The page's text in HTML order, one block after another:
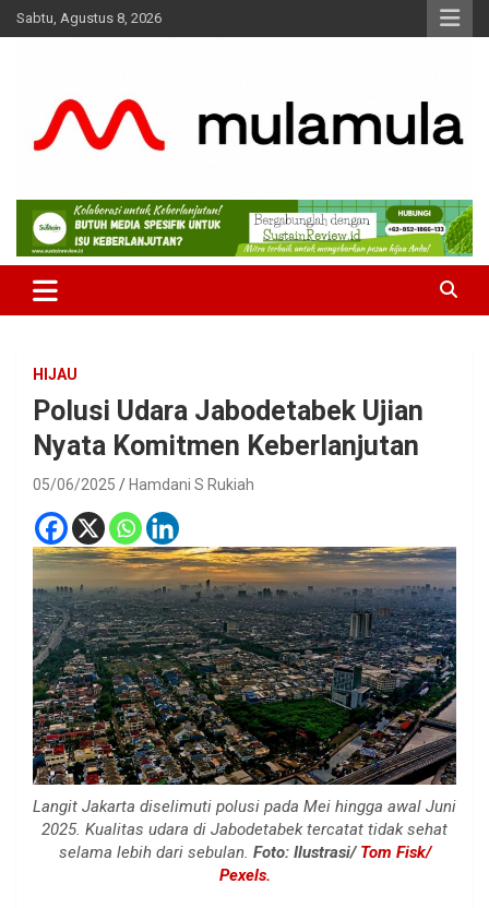
Skip
to
Sabtu, Agustus 8, 2026
MulaMula
Medianya para Gen Z
HIJAU
Polusi Udara Jabodetabek Ujian
Nyata Komitmen Keberlanjutan
05/06/2025 Hamdani S Rukiah
Langit Jakarta diselimuti polusi pada Mei hingga awal Juni
2025. Kualitas udara di Jabodetabek tercatat tidak sehat
selama lebih dari sebulan. Foto: Ilustrasi/ Tom Fisk/
Pexels.